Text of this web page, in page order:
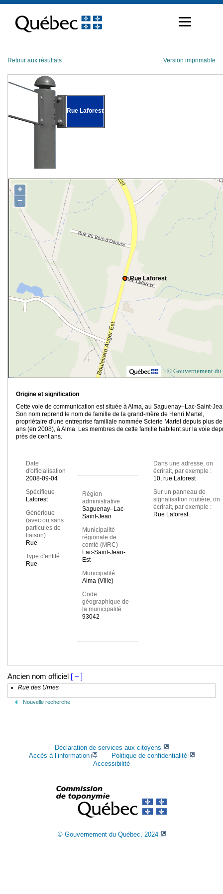
contenu
Retour aux résultats Version imprimable
Rue Laforest
Rue Laforest
+
−
© Gouvernement du
Origine et signification
Cette voie de communication est située à Alma, au Saguenay–Lac-Saint-
Son nom reprend le nom de famille de la grand-mère de Henri Martel,
propriétaire d'une entreprise familiale nommée Scierie Martel depuis plus
ans (en 2008), à Alma. Les membres de cette famille habitent sur la voie
près de cent ans.
Date
d'officialisation
2008-09-04
Spécifique
Laforest
Générique
(avec ou sans
particules de
liaison)
Rue
Type d'entité
Rue
Région
administrative
Saguenay–Lac-
Saint-Jean
Municipalité
régionale de
comté (MRC)
Lac-Saint-Jean-
Est
Municipalité
Alma (Ville)
Code
géographique de
la municipalité
93042
Dans une adresse, on
écrirait, par exemple :
10, rue Laforest
Sur un panneau de
signalisation routière, on
écrirait, par exemple :
Rue Laforest
Ancien nom officiel [ – ]
Rue des Urnes
Nouvelle recherche
Déclaration de services aux citoyens
Accès à l’information
Politique de confidentialité
Accessibilité
© Gouvernement du Québec, 2024